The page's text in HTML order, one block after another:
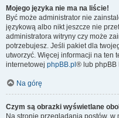
Mojego języka nie ma na liście!
Być może administrator nie
językową albo nikt jeszcze nie
administratora witryny czy może
potrzebujesz. Jeśli pakiet dla
utworzyć. Więcej informacji na ten
internetowej phpBB.pl ® lub phpBB
Na górę
Czym są obrazki wyświetlane
Na stronie przeglądania postów,